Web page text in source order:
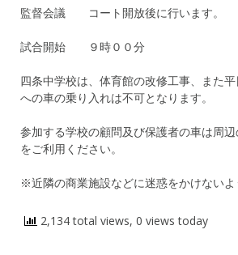
監督会議 コート開放後に行います。
試合開始 ９時００分
四条中学校は、体育館の改修工事、また
への車の乗り入れは不可となります。
参加する学校の顧問及び保護者の車は周
をご利用ください。
※近隣の商業施設などに迷惑をかけないよ
2,134 total views, 0 views today